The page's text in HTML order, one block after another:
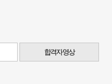
합격자 영상